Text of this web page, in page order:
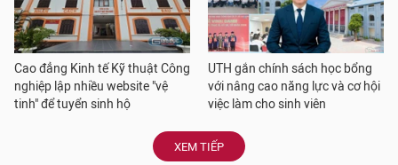
Cao đẳng Kinh tế Kỹ thuật Công
nghiệp lập nhiều website "vệ
tinh" để tuyển sinh hộ
UTH gắn chính sách học bổng
với nâng cao năng lực và cơ hội
việc làm cho sinh viên
XEM TIẾP